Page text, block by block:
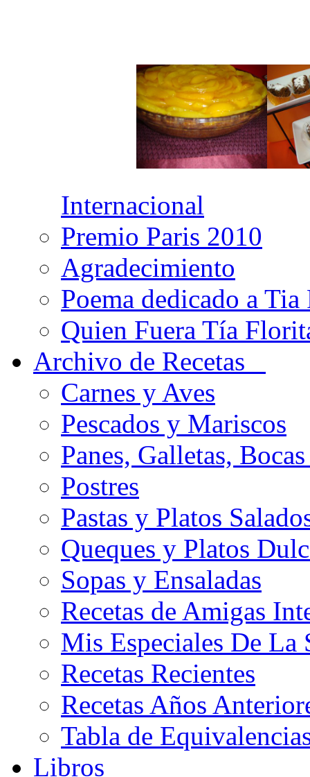
Internacional
Premio Paris 2010
Agradecimiento
Poema dedicado a
Quien Fuera Tía
Archivo de Recetas
Carnes y Aves
Pescados y Mariscos
Panes, Galletas,
Postres
Pastas y Platos
Queques y Platos
Sopas y Ensaladas
Recetas de Amigas
Mis Especiales De La
Recetas Recientes
Recetas Años
Tabla de
Libros